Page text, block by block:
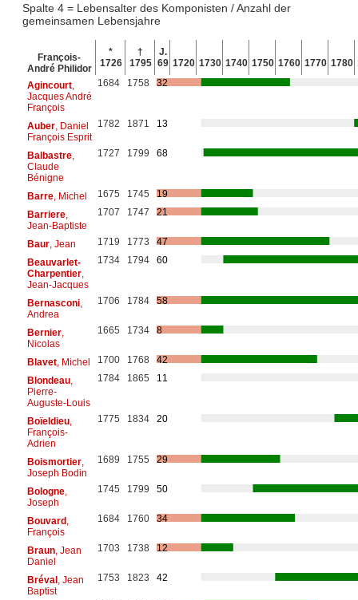
Spalte 4 = Lebensalter des Komponisten / Anzahl der
gemeinsamen Lebensjahre
François-
André Philidor
*
1726
†
1795
J.
69 1720 1730 1740 1750 1760 1770 1780
Agincourt,
Jacques André
François
1684 1758 32
Auber, Daniel
François Esprit
1782 1871 13
Balbastre,
Claude
Bénigne
1727 1799 68
Barre, Michel 1675 1745
19
Barriere,
Jean-Baptiste
1707 1747 21
Baur, Jean 1719 1773
47
Beauvarlet-
Charpentier,
Jean-Jacques
1734 1794 60
Bernasconi,
Andrea
1706 1784 58
Bernier,
Nicolas
1665 1734 8
Blavet, Michel 1700 1768
42
Blondeau,
Pierre-
Auguste-Louis
1784 1865 11
Boïeldieu,
François-
Adrien
1775 1834 20
Boismortier,
Joseph Bodin
1689 1755 29
Bologne,
Joseph
1745 1799 50
Bouvard,
François
1684 1760 34
Braun, Jean
Daniel
1703 1738 12
Bréval, Jean
Baptist
1753 1823 42